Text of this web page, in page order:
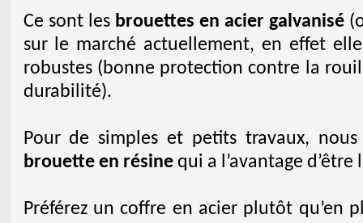
Ce sont les brouettes en acier galvanisé
sur le marché actuellement, en effet
robustes (bonne protection contre la
durabilité).
Pour de simples et petits travaux,
brouette en résinequi a l’avantage
Préférez un coffre en acier plutôt qu’en